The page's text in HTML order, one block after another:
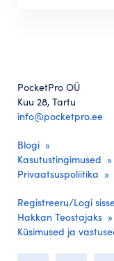
PocketPro OÜ
Kuu 28, Tartu
info@pocketpro.ee
Blogi
Kasutustingimused
Privaatsuspoliitika
Registreeru/Logi
Hakkan Teostajaks
Küsimused ja